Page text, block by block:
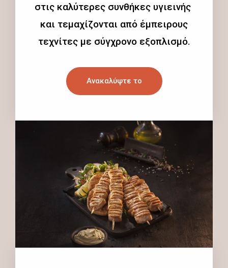
στις καλύτερες συνθήκες υγιεινής
και τεμαχίζονται από έμπειρους
τεχνίτες με σύγχρονο εξοπλισμό.
Ανακαλύψτε το